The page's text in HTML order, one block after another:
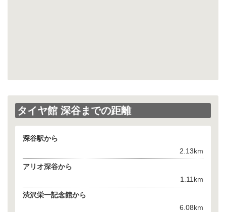
タイヤ館 深谷までの距離
深谷駅から
2.13km
アリオ深谷から
1.11km
渋沢栄一記念館から
6.08km